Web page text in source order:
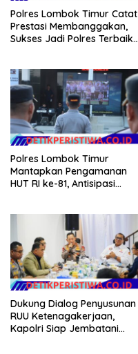
Polres Lombok Timur Catat
Prestasi Membanggakan,
Sukses Jadi Polres Terbaik
Polres Lombok Timur
Mantapkan Pengamanan
HUT RI ke-81, Antisipasi
Dukung Dialog Penyusunan
RUU Ketenagakerjaan,
Kapolri Siap Jembatani